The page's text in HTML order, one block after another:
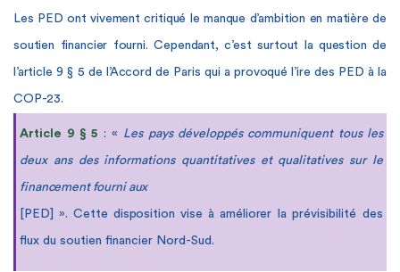
Les PED ont vivement critiqué le manque d’ambition en matière de
soutien financier fourni. Cependant, c’est surtout la question de
l’article 9 § 5 de l’Accord de Paris qui a provoqué l’ire des PED à la
COP-23.
Article 9 § 5 : « Les pays développés communiquent tous les
deux ans des informations quantitatives et qualitatives sur le
financement fourni aux
[PED] ». Cette disposition vise à améliorer la prévisibilité des
flux du soutien financier Nord-Sud.